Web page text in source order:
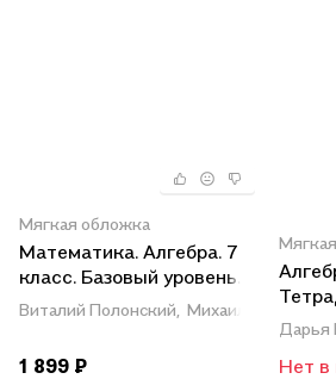
Мягкая обложка
Математика. Алгебра. 7
класс. Базовый уровень.
Учебное пособие
Виталий Полонский, Михаил Якир,
1 899 ₽
Дарья
Нет в